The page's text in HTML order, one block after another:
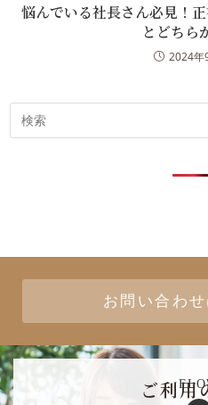
悩んでいる社長さん必見！
とどちら
2024年
お問い合わ
ご利用